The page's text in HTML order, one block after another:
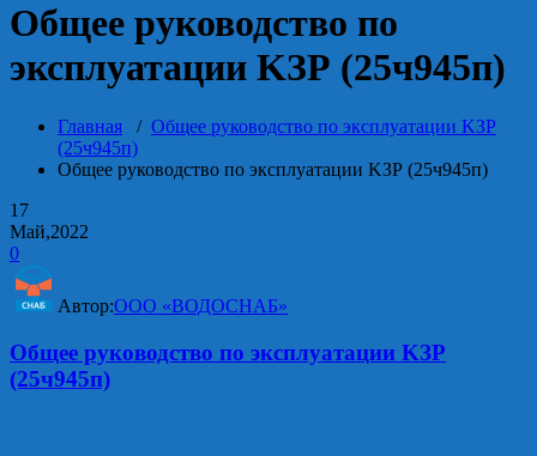
Общее руководство по
эксплуатации KЗР (25ч945п)
Главная / Общее руководство по эксплуатации KЗР
(25ч945п)
Общее руководство по эксплуатации KЗР (25ч945п)
17
Май,2022
0
Автор:ООО «ВОДОСНАБ»
Общее руководство по эксплуатации KЗР
(25ч945п)